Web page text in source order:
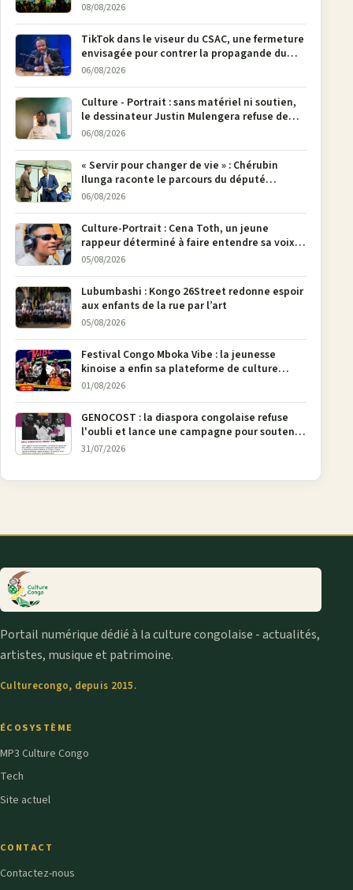
08/08/2026
TikTok dans le viseur du CSAC, une fermeture
envisagée pour contrer la propagande du
M23
06/08/2026
Culture - Portrait : sans matériel ni soutien,
le dessinateur Justin Mulengera refuse de
poser son crayon
06/08/2026
« Servir pour changer de vie » : Chérubin
Ilunga raconte le parcours du député
national Jethro Muyombi Tshimbu en 137
06/08/2026
Culture-Portrait : Cena Toth, un jeune
rappeur déterminé à faire entendre sa voix à
Bunia
05/08/2026
Lubumbashi : Kongo 26Street redonne espoir
aux enfants de la rue par l’art
05/08/2026
Festival Congo Mboka Vibe : la jeunesse
kinoise a enfin sa plateforme de culture
urbaine
01/08/2026
GENOCOST : la diaspora congolaise refuse
l'oubli et lance une campagne pour soutenir
la pétition FONAREV depuis Bruxelles
31/07/2026
Portail numérique dédié à la culture congolaise - actualités,
artistes, musique et patrimoine.
Culturecongo, depuis 2015.
ÉCOSYSTÈME
MP3 Culture Congo
Tech
Site actuel
CONTACT
Contactez-nous